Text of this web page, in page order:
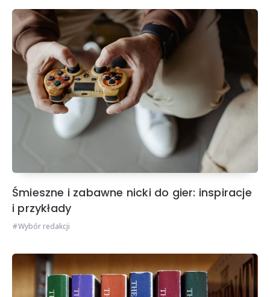
Śmieszne i zabawne nicki do gier: inspiracje
i przykłady
Wybór redakcji